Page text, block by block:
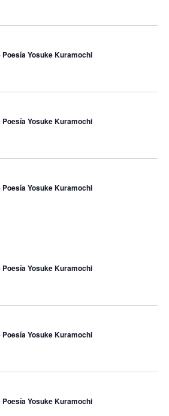
Yosuke Kuramochi
Yosuke Kuramochi
Yosuke Kuramochi
Yosuke Kuramochi
Yosuke Kuramochi
Yosuke Kuramochi